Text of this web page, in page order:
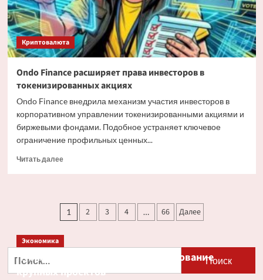
Криптовалюта
Ondo Finance расширяет права инвесторов в
токенизированных акциях
Ondo Finance внедрила механизм участия инвесторов в
корпоративном управлении токенизированными акциями и
биржевыми фондами. Подобное устраняет ключевое
ограничение профильных ценных...
Читать далееПрочитать
Finance
расширяет
инвесторов
в
Пагинация
записей
1 2 3 4 … 66 Далее
Экономика
Путин и Костин обсудили кредитование
крупных проектов